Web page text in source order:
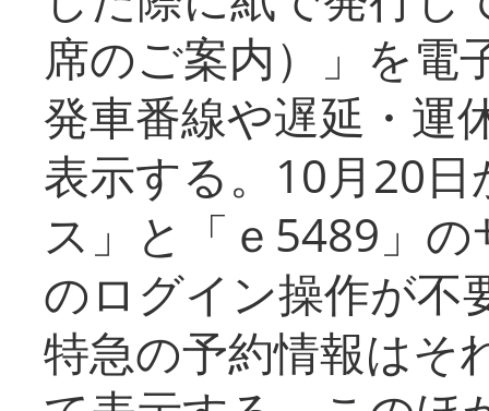
席のご案内）」を電
発車番線や遅延・運
表示する。10月20
ス」と「ｅ5489」
のログイン操作が不
特急の予約情報はそ